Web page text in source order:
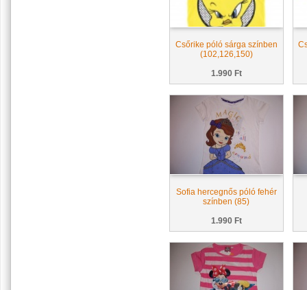
Csőrike póló sárga színben
(102,126,150)
1.990 Ft
Sofia hercegnős póló fehér
színben (85)
1.990 Ft